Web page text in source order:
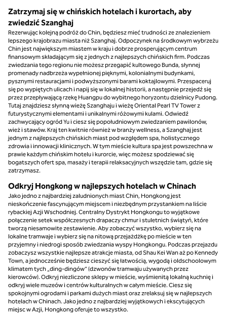
Zatrzymaj się w chińskich hotelach i kurortach, aby
zwiedzić Szanghaj
Rezerwując kolejną podróż do Chin, będziesz mieć trudności ze znalezieniem
lepszego krajobrazu miasta niż Szanghaj. Odpoczynek na środkowym wybrzeżu
Chin jest największym miastem w kraju i dobrze prosperującym centrum
finansowym składającym się z jednych z najlepszych chińskich firm. Podczas
zwiedzania tego regionu nie możesz przegapić kultowego Bunda, słynnej
promenady nadbrzeża wypełnionej pięknymi, kolonialnymi budynkami,
pysznymi restauracjami i podwyższonymi barami koktajlowymi. Przespaceruj
się po wypiętych ulicach i napij się w lokalnej historii, a następnie przejedź się
przez przepływającą rzekę Huangpu do wybitnego horyzontu dzielnicy Pudong.
Tutaj znajdziesz słynną wieżę Szanghaju i wieżę Oriental Pearl TV Tower z
futurystycznymi elementami i unikalnymi różowymi kulami. Odwiedź
zachwycający ogród Yu i ciesz się popołudniowym zwiedzaniem pawilonów,
wież i stawów. Kraj ten kwitnie również w branży wellness, a Szanghaj jest
jednym z najlepszych chińskich miast pod względem spa, holistycznego
zdrowia i innowacji klinicznych. W tym mieście kultura spa jest powszechna w
prawie każdym chińskim hotelu i kurorcie, więc możesz spodziewać się
bogatszych ofert spa, masaży i terapii relaksacyjnych wszędzie tam, gdzie się
zatrzymasz.
Odkryj Hongkong w najlepszych hotelach w Chinach
Jako jedno z najbardziej zaludnionych miast Chin, Hongkong jest
nieskończenie fascynującym miejscem i niezbędnym przystankiem na liście
rybackiej Azji Wschodniej. Centralny Dystrykt Hongkongu to wyjątkowe
połączenie setek współczesnych drapaczy chmur i stuletnich świątyń, które
tworzą niesamowite zestawienie. Aby zobaczyć wszystko, wybierz się na
lokalne tramwaje i wybierz się na nitową przejażdżkę po mieście w ten
przyjemny i niedrogi sposób zwiedzania wyspy Hongkongu. Podczas przejazdu
zobaczysz wszystkie najlepsze atrakcje miasta, od Shau Kei Wan aż po Kennedy
Town, a jednocześnie będziesz cieszyć się łatwością, wygodą i oldschoolowym
klimatem tych „ding-dingów” (dzwonów tramwaju używanych przez
kierowców). Odkryj niezliczone sklepy w mieście, wyśmienitą lokalną kuchnię i
odkryj wiele muzeów i centrów kulturalnych w całym mieście. Ciesz się
spokojnymi ogrodami i parkami dużych miast oraz zrelaksuj się w najlepszych
hotelach w Chinach. Jako jedno z najbardziej wyjątkowych i ekscytujących
miejsc w Azji, Hongkong oferuje to wszystko.